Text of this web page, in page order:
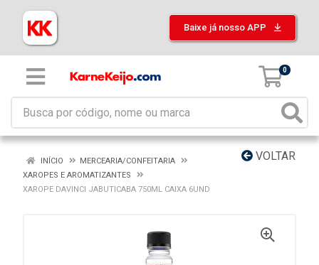
Baixe já nosso APP
0
VOLTAR
INÍCIO
MERCEARIA/CONFEITARIA
XAROPES E AROMATIZANTES
XAROPE DAVINCI JABUTICABA 750ML CAIXA 6UND